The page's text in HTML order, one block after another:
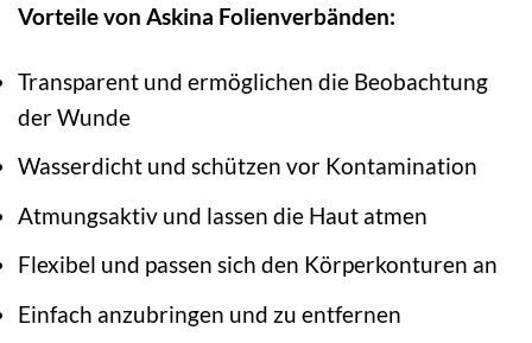
Vorteile von Askina Folienverbänden:
Transparent und ermöglichen die Beobachtung
der Wunde
Wasserdicht und schützen vor Kontamination
Atmungsaktiv und lassen die Haut atmen
Flexibel und passen sich den Körperkonturen an
Einfach anzubringen und zu entfernen